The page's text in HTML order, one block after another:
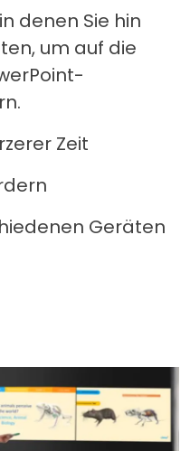
denen Sie hin
um auf die
Zeit
Geräten